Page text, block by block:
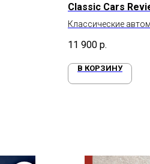
Classic Cars
Классические
11 900 р.
В КОРЗИНУ